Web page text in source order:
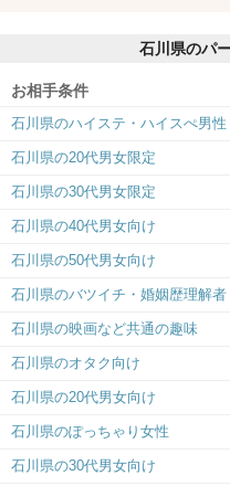
石川県のパ
お相手条件
石川県のハイステ・ハイスぺ男性
石川県の20代男女限定
石川県の30代男女限定
石川県の40代男女向け
石川県の50代男女向け
石川県のバツイチ・婚姻歴理解者
石川県の映画など共通の趣味
石川県のオタク向け
石川県の20代男女向け
石川県のぽっちゃり女性
石川県の30代男女向け